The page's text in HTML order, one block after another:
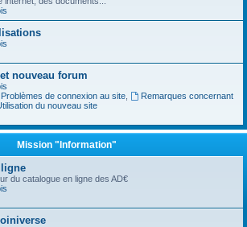
nouveau forum
Problèmes de connexion au site,
Remarques concernant
du nouveau site
Mission "Information"
du catalogue en ligne des AD€